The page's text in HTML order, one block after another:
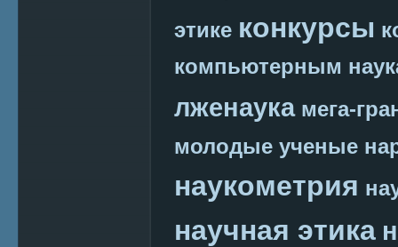
этике конкурсы
компьютерным
лженаука мега-
молодые ученые
наукометрия
научная этика